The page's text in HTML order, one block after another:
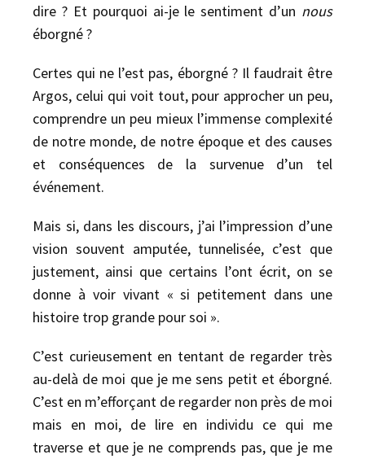
dire ? Et pourquoi ai-je le sentiment d’un nous
éborgné ?
Certes qui ne l’est pas, éborgné ? Il faudrait être
Argos, celui qui voit tout, pour approcher un peu,
comprendre un peu mieux l’immense complexité
de notre monde, de notre époque et des causes
et conséquences de la survenue d’un tel
événement.
Mais si, dans les discours, j’ai l’impression d’une
vision souvent amputée, tunnelisée, c’est que
justement, ainsi que certains l’ont écrit, on se
donne à voir vivant « si petitement dans une
histoire trop grande pour soi ».
C’est curieusement en tentant de regarder très
au-delà de moi que je me sens petit et éborgné.
C’est en m’efforçant de regarder non près de moi
mais en moi, de lire en individu ce qui me
traverse et que je ne comprends pas, que je me